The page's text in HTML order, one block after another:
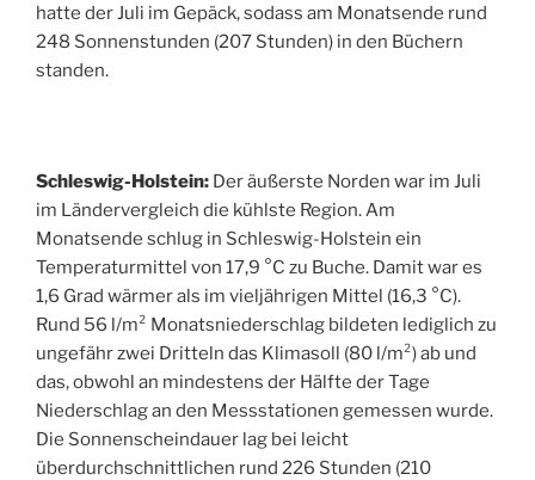
hatte der Juli im Gepäck, sodass am Monatsende rund
248 Sonnenstunden (207 Stunden) in den Büchern
standen.
Schleswig-Holstein: Der äußerste Norden war im Juli
im Ländervergleich die kühlste Region. Am
Monatsende schlug in Schleswig-Holstein ein
Temperaturmittel von 17,9 °C zu Buche. Damit war es
1,6 Grad wärmer als im vieljährigen Mittel (16,3 °C).
Rund 56 l/m² Monatsniederschlag bildeten lediglich zu
ungefähr zwei Dritteln das Klimasoll (80 l/m²) ab und
das, obwohl an mindestens der Hälfte der Tage
Niederschlag an den Messstationen gemessen wurde.
Die Sonnenscheindauer lag bei leicht
überdurchschnittlichen rund 226 Stunden (210